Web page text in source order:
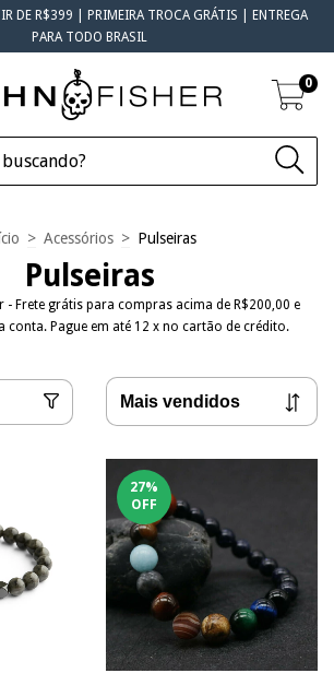
DE R$399 | PRIMEIRA TROCA GRÁTIS | ENTREGA
PARA TODO BRASIL
0
> Acessórios > Pulseiras
Pulseiras
- Frete grátis para compras acima de R$200,00 e
conta. Pague em até 12 x no cartão de crédito.
27%
OFF